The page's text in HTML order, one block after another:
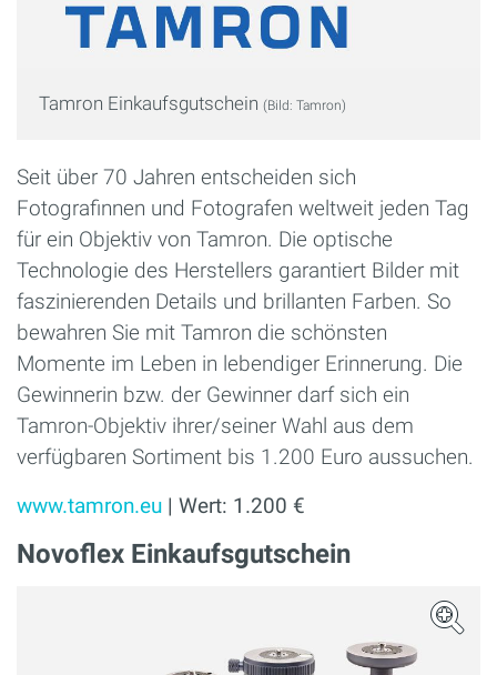
Tamron Einkaufsgutschein (Bild: Tamron)
Seit über 70 Jahren entscheiden sich
Fotografinnen und Fotografen weltweit jeden Tag
für ein Objektiv von Tamron. Die optische
Technologie des Herstellers garantiert Bilder mit
faszinierenden Details und brillanten Farben. So
bewahren Sie mit Tamron die schönsten
Momente im Leben in lebendiger Erinnerung. Die
Gewinnerin bzw. der Gewinner darf sich ein
Tamron-Objektiv ihrer/seiner Wahl aus dem
verfügbaren Sortiment bis 1.200 Euro aussuchen.
www.tamron.eu | Wert: 1.200 €
Novoflex Einkaufsgutschein